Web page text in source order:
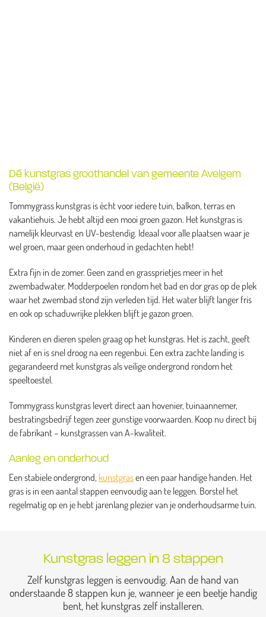
Dé kunstgras groothandel van gemeente Avelgem
(België)
Tommygrass kunstgras is ècht voor iedere tuin, balkon, terras en
vakantiehuis. Je hebt altijd een mooi groen gazon. Het kunstgras is
namelijk kleurvast en UV-bestendig. Ideaal voor alle plaatsen waar je
wel groen, maar geen onderhoud in gedachten hebt!
Extra fijn in de zomer. Geen zand en grassprietjes meer in het
zwembadwater. Modderpoelen rondom het bad en dor gras op de plek
waar het zwembad stond zijn verleden tijd. Het water blijft langer fris
en ook op schaduwrijke plekken blijft je gazon groen.
Kinderen en dieren spelen graag op het kunstgras. Het is zacht, geeft
niet af en is snel droog na een regenbui. Een extra zachte landing is
gegarandeerd met kunstgras als veilige ondergrond rondom het
speeltoestel.
Tommygrass kunstgras levert direct aan hovenier, tuinaannemer,
bestratingsbedrijf tegen zeer gunstige voorwaarden. Koop nu direct bij
de fabrikant – kunstgrassen van A-kwaliteit.
Aanleg en onderhoud
Een stabiele ondergrond, kunstgrasen een paar handige handen. Het
gras is in een aantal stappen eenvoudig aan te leggen. Borstel het
regelmatig op en je hebt jarenlang plezier van je onderhoudsarme tuin.
Kunstgras leggen in 8 stappen
Zelf kunstgras leggen is eenvoudig. Aan de hand van
onderstaande 8 stappen kun je, wanneer je een beetje handig
bent, het kunstgras zelf installeren.